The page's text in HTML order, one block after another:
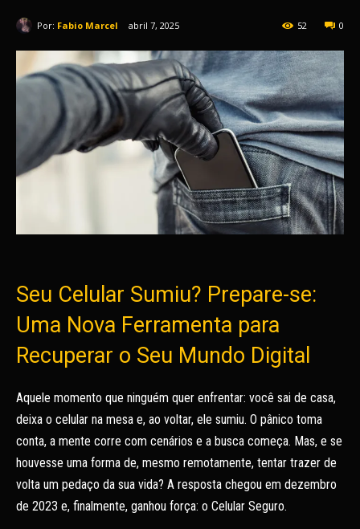
Por: Fabio Marcel abril 7, 2025 0
52
Seu Celular Sumiu? Prepare-se:
Uma Nova Ferramenta para
Recuperar o Seu Mundo Digital
Aquele momento que ninguém quer enfrentar: você sai de casa,
deixa o celular na mesa e, ao voltar, ele sumiu. O pânico toma
conta, a mente corre com cenários e a busca começa. Mas, e se
houvesse uma forma de, mesmo remotamente, tentar trazer de
volta um pedaço da sua vida? A resposta chegou em dezembro
de 2023 e, finalmente, ganhou força: o Celular Seguro.